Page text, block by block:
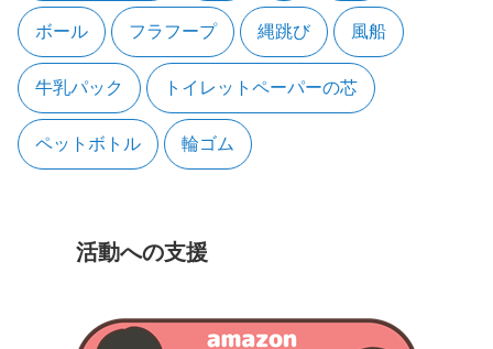
ボール フラフープ 縄跳び 風船
牛乳パック トイレットペーパーの芯
ペットボトル 輪ゴム
活動への支援